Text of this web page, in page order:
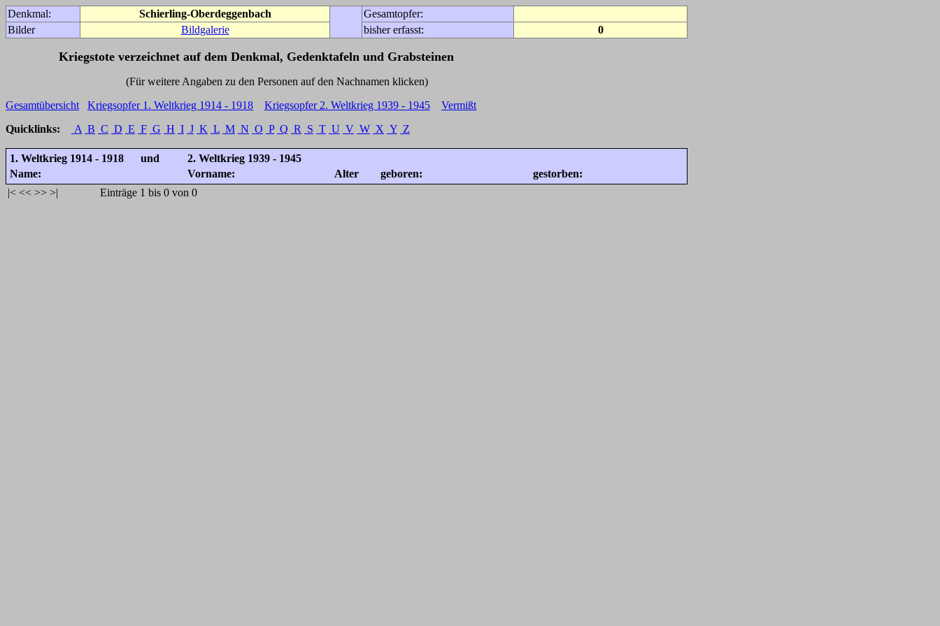
Denkmal: Schierling-Oberdeggenbach
Gesamtopfer:
Bilder
Bildgalerie bisher erfasst: 0
Kriegstote verzeichnet auf dem Denkmal, Gedenktafeln und Grabsteinen
(Für weitere Angaben zu den Personen auf den Nachnamen klicken)
Gesamtübersicht
Kriegsopfer 1. Weltkrieg 1914 - 1918 Kriegsopfer 2. Weltkrieg 1939 - 1945
Vermißt
Quicklinks:
A B C D E F G H I J K L M N O P Q R S T U V W X Y Z
1. Weltkrieg 1914 - 1918 und
2. Weltkrieg 1939 - 1945
Name:
Vorname: Alter geboren:
gestorben:
|< << >> >| Einträge 1 bis 0 von 0